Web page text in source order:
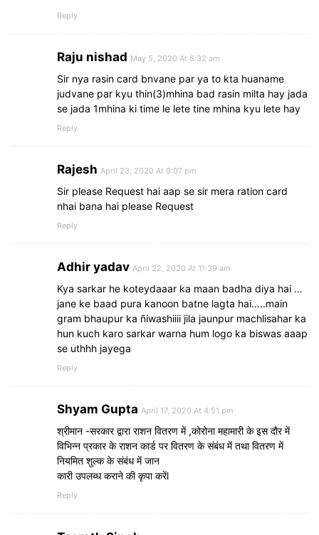
Reply
Raju nishad May 5, 2020 At 6:32 am
Sir nya rasin card bnvane par ya to kta huaname
judvane par kyu thin(3)mhina bad rasin milta hay jada
se jada 1mhina ki time le lete tine mhina kyu lete hay
Reply
Rajesh April 23, 2020 At 9:07 pm
Sir please Request hai aap se sir mera ration card
nhai bana hai please Request
Reply
Adhir yadav April 22, 2020 At 11:39 am
Kya sarkar he koteydaaar ka maan badha diya hai …
jane ke baad pura kanoon batne lagta hai…..main
gram bhaupur ka ñiwashiiii jila jaunpur machlisahar ka
hun kuch karo sarkar warna hum logo ka biswas aaap
se uthhh jayega
Reply
Shyam Gupta April 17, 2020 At 4:51 pm
श्रीमान -सरकार द्वारा राशन वितरण में ,कोरोना महामारी के इस दौर में
विभिन्न प्रकार के राशन कार्ड पर वितरण के संबंध में तथा वितरण में
नियमित शुल्क के संबंध में जान
कारी उपलब्ध कराने की कृपा करेंl
Reply